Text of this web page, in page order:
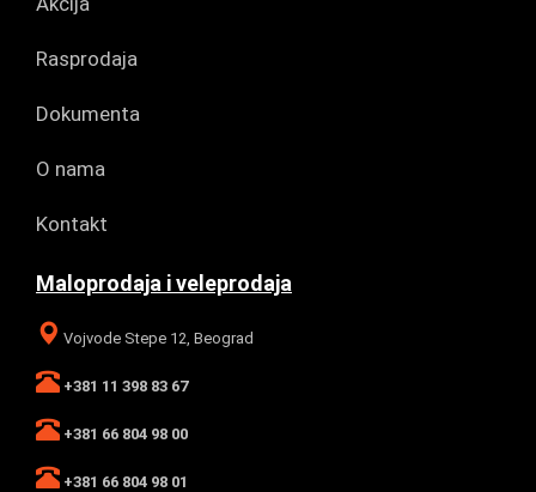
Rasprodaja
Dokumenta
O nama
Kontakt
Maloprodaja i veleprodaja
Vojvode Stepe 12, Beograd
+381 11 398 83 67
+381 66 804 98 00
+381 66 804 98 01